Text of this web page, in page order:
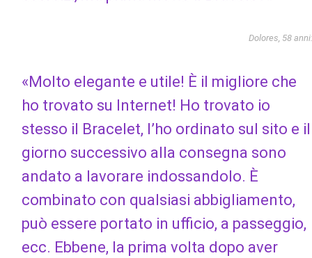
Dolores, 58 anni:
«Molto elegante e utile! È il migliore che
ho trovato su Internet! Ho trovato io
stesso il Bracelet, l’ho ordinato sul sito e il
giorno successivo alla consegna sono
andato a lavorare indossandolo. È
combinato con qualsiasi abbigliamento,
può essere portato in ufficio, a passeggio,
ecc. Ebbene, la prima volta dopo aver